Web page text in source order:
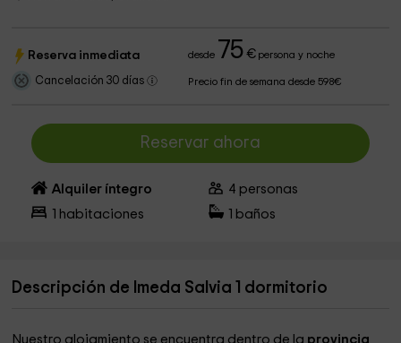
Reserva inmediata desde 75 €persona y noche
Cancelación 30 días Precio fin de semana desde 598€
Reservar ahora
Alquiler íntegro 4 personas
habitaciones baños
Descripción de Imeda Salvia 1 dormitorio
Nuestro alojamiento se encuentra dentro de la provincia